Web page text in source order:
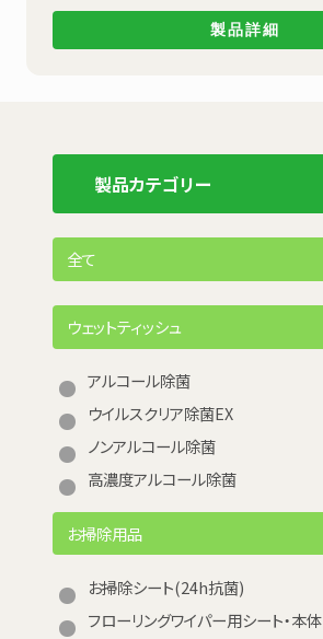
製品カテゴリー
全て
ウェットティッシュ
アルコール除菌
ウイルスクリア除菌EX
ノンアルコール除菌
高濃度アルコール除菌
お掃除用品
お掃除シート(24h抗菌)
フローリングワイパー用シート・本体
製品詳細